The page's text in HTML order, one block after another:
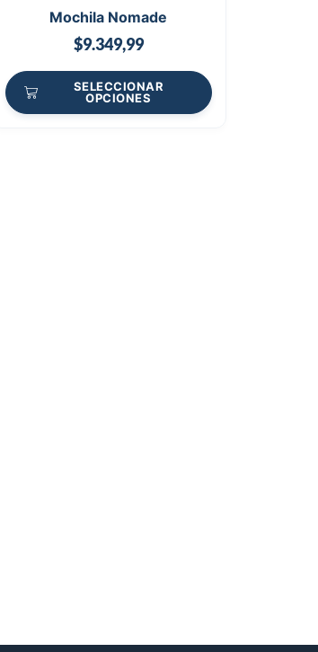
Mochila Nomade
$9.349,99
SELECCIONAR
OPCIONES